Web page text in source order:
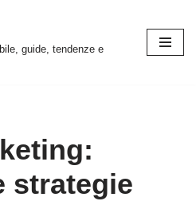
guide, tendenze e
strategie